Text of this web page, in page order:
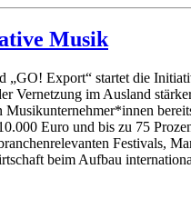
Musik
„GO! Export“ startet die
Vernetzung im Ausland
Musikunternehmer*innen
Euro und bis zu 75
Festivals,
beim Aufbau